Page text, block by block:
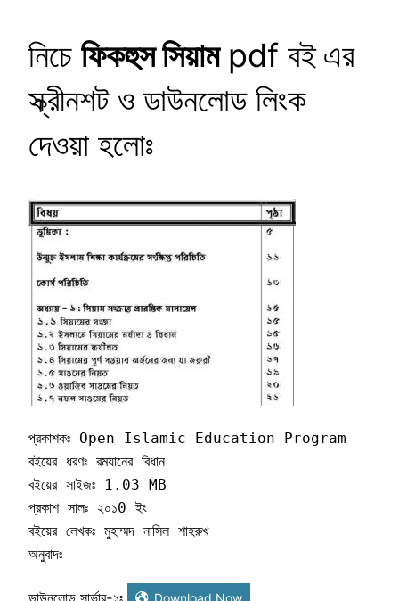
নিচে ফিকহুস সিয়ামpdf বই এর
স্ক্রীনশট ও ডাউনলোড লিংক
দেওয়া হলোঃ
প্রকাশকঃ Open Islamic Education Program
বইয়ের ধরণঃ রমযানের বিধান
বইয়ের সাইজঃ 1.03 MB
প্রকাশ সালঃ ২০১0 ইং
বইয়ের লেখকঃ মুহাম্মদ নাসিল শাহরুখ
অনুবাদঃ
ডাউনলোড সার্ভার-১ঃ Download Now